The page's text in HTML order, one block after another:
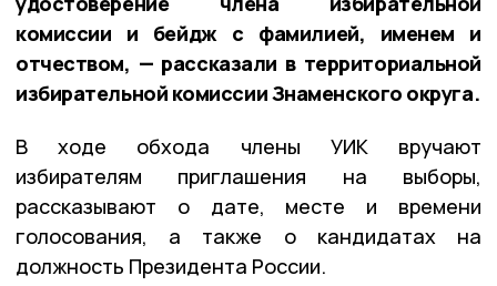
комиссии и бейдж с фамилией, именем и
отчеством, — рассказали в территориальной
избирательной комиссии Знаменского округа.
В ходе обхода члены УИК вручают
избирателям приглашения на выборы,
рассказывают о дате, месте и времени
голосования, а также о кандидатах на
должность Президента России.